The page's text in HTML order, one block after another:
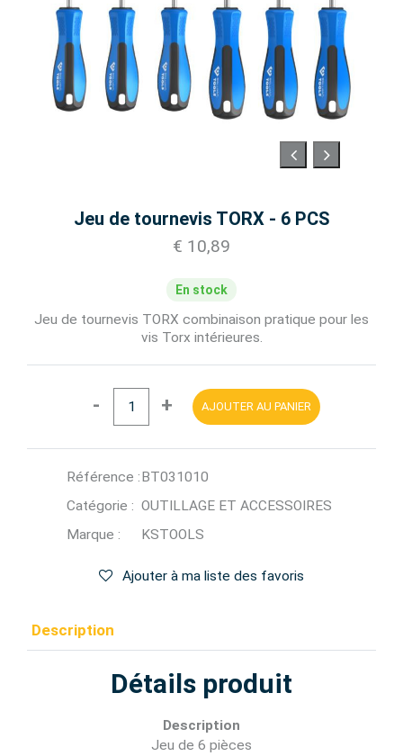
Jeu de tournevis TORX - 6 PCS
€ 10,89
En stock
Jeu de tournevis TORX combinaison pratique pour les
vis Torx intérieures.
- + AJOUTER AU PANIER
Référence :BT031010
Catégorie : OUTILLAGE ET ACCESSOIRES
Marque :
KSTOOLS
Ajouter à ma liste des favoris
Description
Détails produit
Description
Jeu de 6 pièces